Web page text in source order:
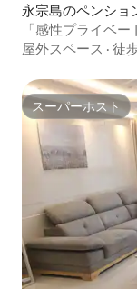
永宗島のペンショ
「感性プライベ
「あなただけの場
屋外スペース · 徒
スーパーホスト
スーパーホスト